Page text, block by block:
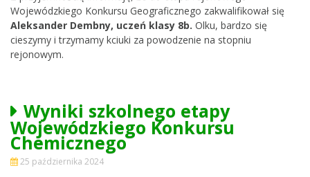
Wojewódzkiego Konkursu Geograficznego zakwalifikował się
Aleksander Dembny, uczeń klasy 8b. Olku, bardzo się
cieszymy i trzymamy kciuki za powodzenie na stopniu
rejonowym.
Wyniki szkolnego etapy
Wojewódzkiego Konkursu
Chemicznego
25 października 2024